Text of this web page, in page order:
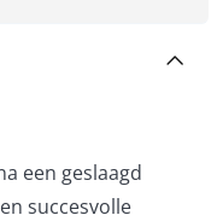
een geslaagd
succesvolle